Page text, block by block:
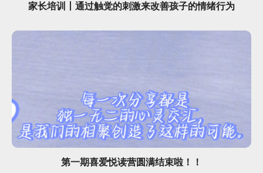
家长培训丨通过触觉的刺激来改善孩子的情绪行为
第一期喜爱悦读营圆满结束啦！！